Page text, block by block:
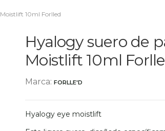
10ml Forlled
Hyalogy suero de
Moistlift 10ml
Marca: FORLLE'D
Hyalogy eye moistlift